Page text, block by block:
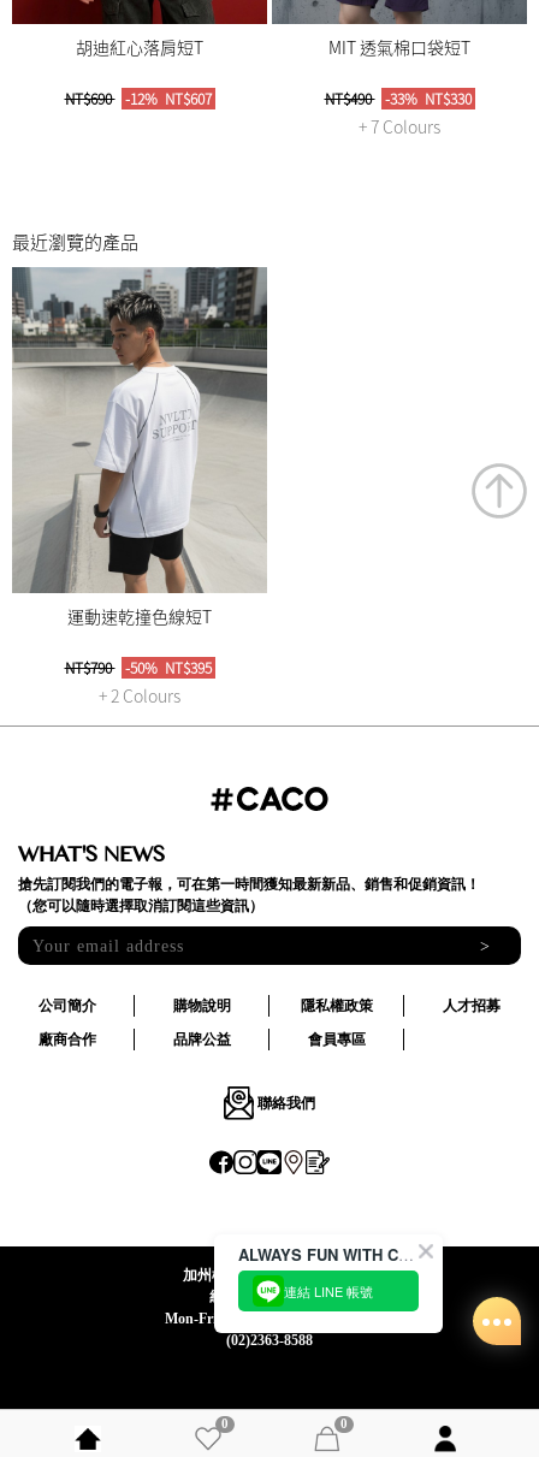
胡迪紅心落肩短T
NT$690 -12% NT$607
MIT 透氣棉口袋短T
NT$490 -33% NT$330
+ 7 Colours
最近瀏覽的產品
運動速乾撞色線短T
NT$790 -50% NT$395
+ 2 Colours
0 0
WHAT'S NEWS
搶先訂閱我們的電子報，可在第一時間獲知最新新品、銷售和促銷資訊！
（您可以隨時選擇取消訂閱這些資訊）
>
公司簡介 購物說明 隱私權政策
人才招募
廠商合作
品牌公益 會員專區
聯絡我們
加州椰子國際股份有限公司
統一編號:24492069
Mon-Fri 09:00-12:30 / 13:30-18:00
(02)2363-8588
ALWAYS FUN WITH CACO !
連結 LINE 帳號